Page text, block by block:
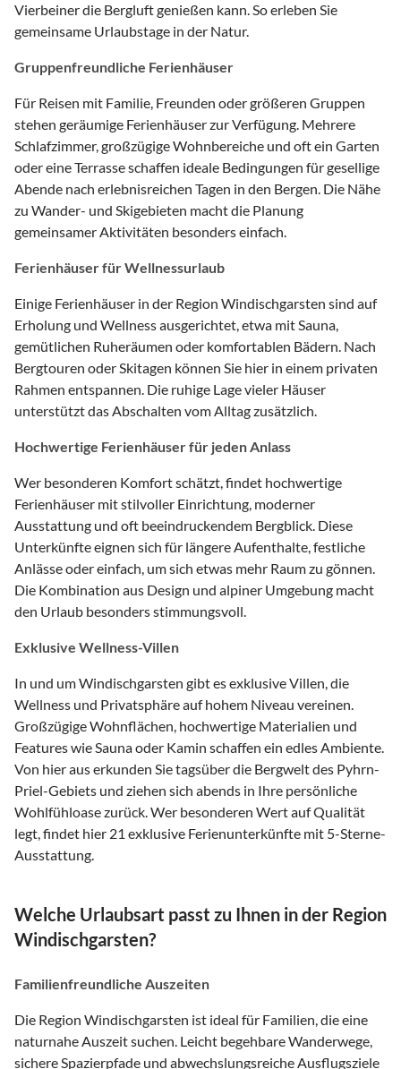
Vierbeiner die Bergluft genießen kann. So erleben Sie
gemeinsame Urlaubstage in der Natur.
Gruppenfreundliche Ferienhäuser
Für Reisen mit Familie, Freunden oder größeren Gruppen
stehen geräumige Ferienhäuser zur Verfügung. Mehrere
Schlafzimmer, großzügige Wohnbereiche und oft ein Garten
oder eine Terrasse schaffen ideale Bedingungen für gesellige
Abende nach erlebnisreichen Tagen in den Bergen. Die Nähe
zu Wander- und Skigebieten macht die Planung
gemeinsamer Aktivitäten besonders einfach.
Ferienhäuser für Wellnessurlaub
Einige Ferienhäuser in der Region Windischgarsten sind auf
Erholung und Wellness ausgerichtet, etwa mit Sauna,
gemütlichen Ruheräumen oder komfortablen Bädern. Nach
Bergtouren oder Skitagen können Sie hier in einem privaten
Rahmen entspannen. Die ruhige Lage vieler Häuser
unterstützt das Abschalten vom Alltag zusätzlich.
Hochwertige Ferienhäuser für jeden Anlass
Wer besonderen Komfort schätzt, findet hochwertige
Ferienhäuser mit stilvoller Einrichtung, moderner
Ausstattung und oft beeindruckendem Bergblick. Diese
Unterkünfte eignen sich für längere Aufenthalte, festliche
Anlässe oder einfach, um sich etwas mehr Raum zu gönnen.
Die Kombination aus Design und alpiner Umgebung macht
den Urlaub besonders stimmungsvoll.
Exklusive Wellness-Villen
In und um Windischgarsten gibt es exklusive Villen, die
Wellness und Privatsphäre auf hohem Niveau vereinen.
Großzügige Wohnflächen, hochwertige Materialien und
Features wie Sauna oder Kamin schaffen ein edles Ambiente.
Von hier aus erkunden Sie tagsüber die Bergwelt des Pyhrn-
Priel-Gebiets und ziehen sich abends in Ihre persönliche
Wohlfühloase zurück. Wer besonderen Wert auf Qualität
legt, findet hier 21 exklusive Ferienunterkünfte mit 5-Sterne-
Ausstattung.
Welche Urlaubsart passt zu Ihnen in der Region
Windischgarsten?
Familienfreundliche Auszeiten
Die Region Windischgarsten ist ideal für Familien, die eine
naturnahe Auszeit suchen. Leicht begehbare Wanderwege,
sichere Spazierpfade und abwechslungsreiche Ausflugsziele